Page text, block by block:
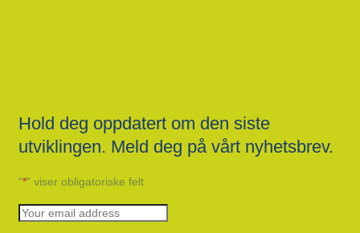
Hold deg oppdatert om den siste
utviklingen. Meld deg på vårt nyhetsbrev.
"*" viser obligatoriske felt